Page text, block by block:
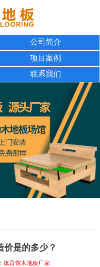
公司简介
项目案例
联系我们
价是的多少？
体育馆木地板厂家